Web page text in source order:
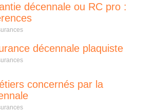
décennale ou RC pro :
décennale plaquiste
concernés par la